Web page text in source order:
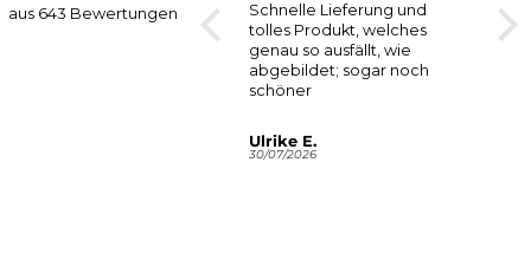
aus 643 Bewertungen
Endlich kein Eukalyptus
Schnelle Lieferung und
tolles Produkt, welches
genau so ausfällt, wie
abgebildet; sogar noch
schöner
Ulrike E.
30/07/2026